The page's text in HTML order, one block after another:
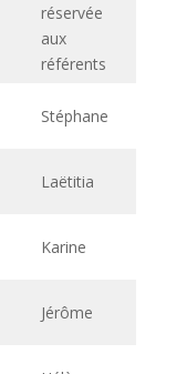
réservée
aux
référents
Stéphane
Laëtitia
Karine
Jérôme